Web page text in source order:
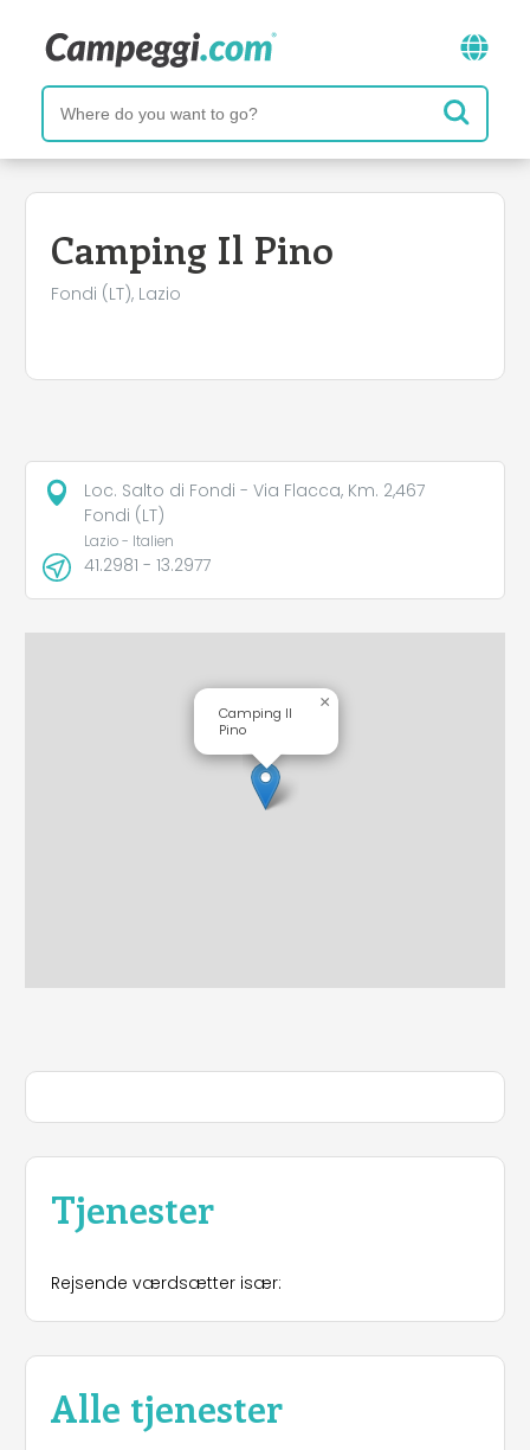
Camping Il Pino
Fondi (LT), Lazio
Tjenester
Rejsende værdsætter især:
Alle tjenester
Loc. Salto di Fondi - Via Flacca, Km. 2,467
Fondi (LT)
Lazio - Italien
41.2981 - 13.2977
Camping Il
Pino
×